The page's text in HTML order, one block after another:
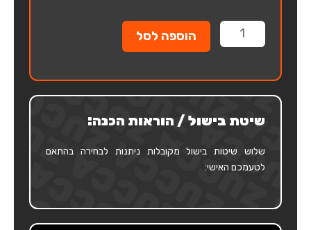
כמות
של
הוספה לסל
שיטת בישול / הוראות הכנה:
שלוש שיטות בישול מקובלות ניתנות לבחירה בהתאם
לטעמכם האישי: